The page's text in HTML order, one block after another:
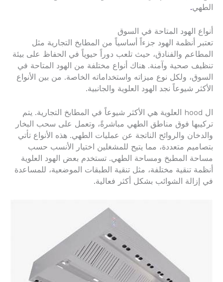
الطهي.
أنواع الهود المتاحة في السوق
تعتبر أنظمة الهود جزءاً أساسياً من المطابخ التجارية مثل
المطاعم والفنادق، حيث تلعب دوراً حيوياً في الحفاظ على بيئة
تنظيف صحية وآمنة. هناك أنواع مختلفة من الهود المتاحة في
السوق، ولكل نوع ميزاته واستخداماته الخاصة. من بين الأنواع
الأكثر شيوعاً نجد الهود العلوية والجانبية.
ال hood العلوية هي الأكثر شيوعاً في المطابخ التجارية. يتم
تركيبها فوق مناطق الطهي مباشرةً، وتعمل على سحب البخار
والدخان والروائح الناتجة عن عمليات الطهي. هذه الأنواع تأتي
بتصاميم متعددة، مما يتيح للمشغلين اختيار الأنسب حسب
مساحة المطبخ ومساحة الطهي. تستخدم بعض الهود العلوية
أنظمة تنقية مختلفة، مثل تنقية الطبقات الموضعية، للمساعدة
في إزالة الشوائب بشكل أكثر فعالية.